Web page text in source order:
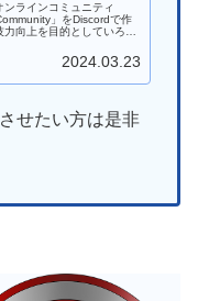
ンラインコミュニティ
」をDiscordで作
向上を目的としていろん
2024.03.23
せたい方は是非